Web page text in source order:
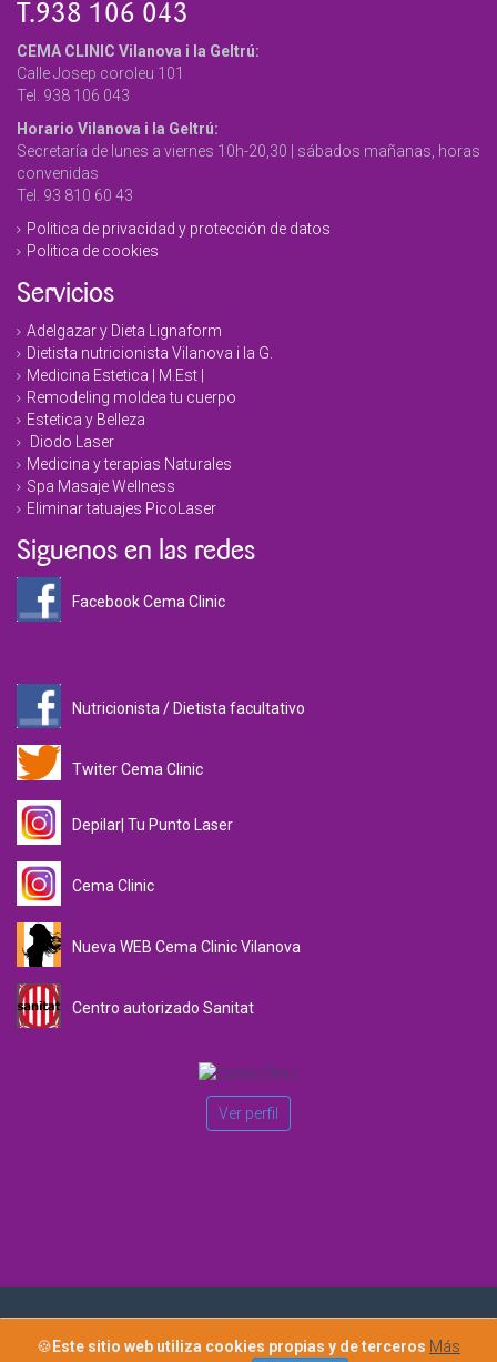
T.938 106 043
CEMA CLINIC Vilanova i la Geltrú:
Calle Josep coroleu 101
Tel. 938 106 043
Horario Vilanova i la Geltrú:
Secretaría de lunes a viernes 10h-20,30 | sábados mañanas, horas
convenidas
Tel. 93 810 60 43
Politica de privacidad y protección de datos
Politica de cookies
Servicios
Adelgazar y Dieta Lignaform
Dietista nutricionista Vilanova i la G.
Medicina Estetica | M.Est |
Remodeling moldea tu cuerpo
Estetica y Belleza
Diodo Laser
Medicina y terapias Naturales
Spa Masaje Wellness
Eliminar tatuajes PicoLaser
Siguenos en las redes
Facebook Cema Clinic
Nutricionista / Dietista facultativo
Twiter Cema Clinic
Depilar| Tu Punto Laser
Cema Clinic
Nueva WEB Cema Clinic Vilanova
Centro autorizado Sanitat
Ver perfil
reservados
🍪 Este sitio web utiliza cookies propias y de terceros Más